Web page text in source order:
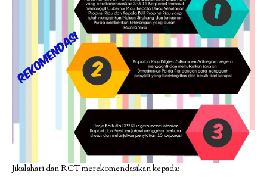
Jikalahari dan RCT merekomendasikan kepada: